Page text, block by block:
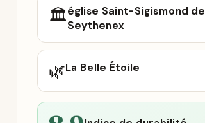
🏛️église Saint-Sigismond de
Seythenex
🌿La Belle Étoile